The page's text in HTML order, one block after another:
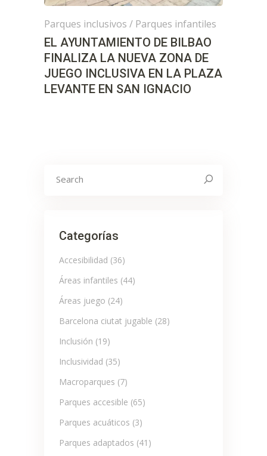
Parques inclusivos / Parques infantiles
EL AYUNTAMIENTO DE BILBAO
FINALIZA LA NUEVA ZONA DE
JUEGO INCLUSIVA EN LA PLAZA
LEVANTE EN SAN IGNACIO
Categorías
Accesibilidad (36)
Áreas infantiles (44)
Áreas juego (24)
Barcelona ciutat jugable (28)
Inclusión (19)
Inclusividad (35)
Macroparques (7)
Parques accesible (65)
Parques acuáticos (3)
Parques adaptados (41)